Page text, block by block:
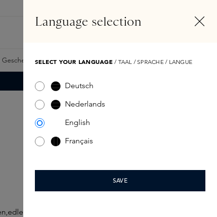
Samples Skins Exclusives Skins Boxen
HolzHölzern— von frisch und klar bis
Language selection
SELECT YOUR LANGUAGE / TAAL / SPRACHE / LANGUE
Deutsch
Nederlands
English
Français
SAVE